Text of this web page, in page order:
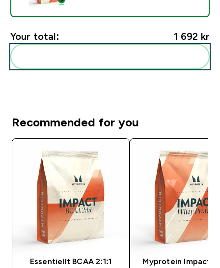
Your total: 1 692 kr‎
Recommended for you
Essentiellt BCAA 2:1:1
Myprotein Impact